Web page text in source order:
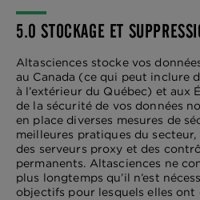
5.0 STOCKAGE ET
Altasciences stocke vos
au Canada (ce qui peut inclure
à l’extérieur du Québec) et aux
de la sécurité de vos données
en place diverses mesures de
meilleures pratiques du
des serveurs proxy et des
permanents. Altasciences ne
plus longtemps qu’il n’est
objectifs pour lesquels elles ont